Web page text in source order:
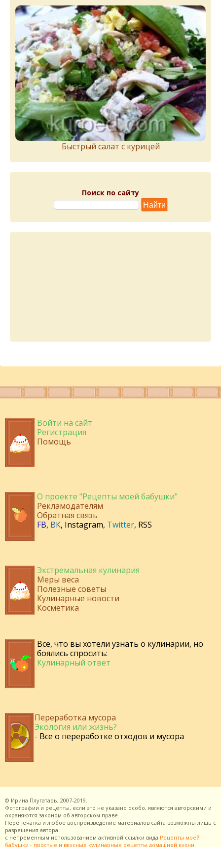
Быстрый салат с курицей
Поиск по сайту
Войти на сайт
Регистрация
Помощь
О проекте "Рецепты моей бабушки"
Рекламодателям
Обратная связь
FB, ВК, Instagram, Twitter, RSS
Экстремальная кулинария
Меры веса
Полезные советы
Кулинарные новости
Косметика
Все, что вы хотели узнать о кулинарии, но
боялись спросить:
Кулинарный ответ
Переработка мусора
Экология или жизнь?
- Все о переработке отходов и мусора
© Ирина Плугатарь, 2007-2019.
Фотографии и рецепты, если это не указано особо, являются авторскими и
охраняются законом об авторском праве.
Перепечатка и любое воспроизведение материалов сайта возможны лишь с
разрешения автора
с непременным использованием активной ссылки вида Рецепты моей
бабушки - простые и вкусные кулинарные рецепты домашней кухни.